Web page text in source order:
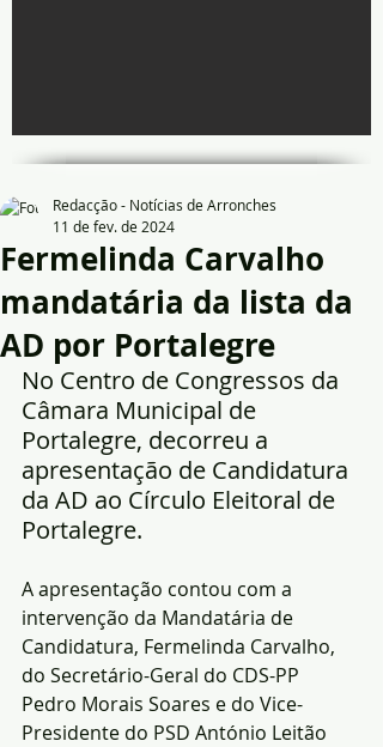
Fermelinda Carvalho
mandatária da lista da
AD por Portalegre
Redacção - Notícias de Arronches
11 de fev. de 2024
No Centro de Congressos da
Câmara Municipal de
Portalegre, decorreu a
apresentação de Candidatura
da AD ao Círculo Eleitoral de
Portalegre.
A apresentação contou com a
intervenção da Mandatária de
Candidatura, Fermelinda Carvalho,
do Secretário-Geral do CDS-PP
Pedro Morais Soares e do Vice-
Presidente do PSD António Leitão